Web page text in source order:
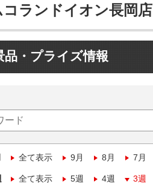
ランドイオン長岡店
品・プライズ情報
全て表示 9月 8月 7月
全て表示 5週 4週 3週